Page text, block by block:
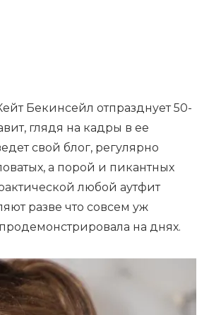
Бекинсейл отпразднует 50-
глядя на кадры в ее
свой блог, регулярно
а порой и пикантных
любой аутфит
разве что совсем уж
на днях.